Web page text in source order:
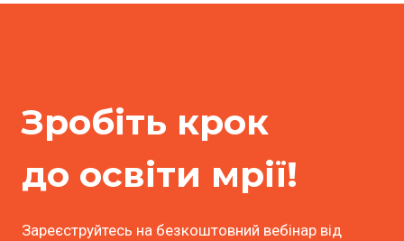
Зробіть крок
до освіти мрії!
Зареєструйтесь на безкоштовний вебінар від